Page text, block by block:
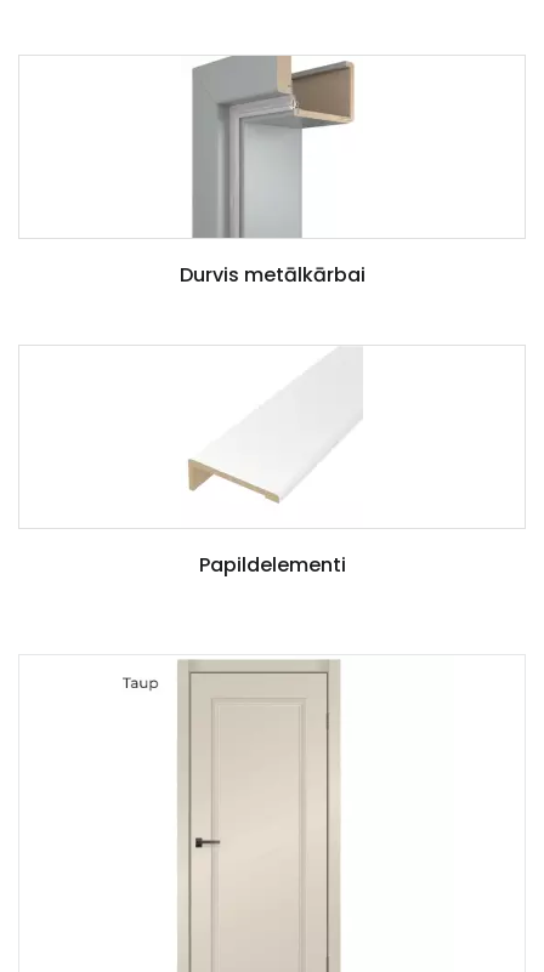
Durvis metālkārbai
Papildelementi